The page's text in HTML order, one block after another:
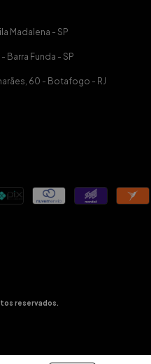
Madalena - SP
Barra Funda - SP
60 - Botafogo - RJ
reservados.